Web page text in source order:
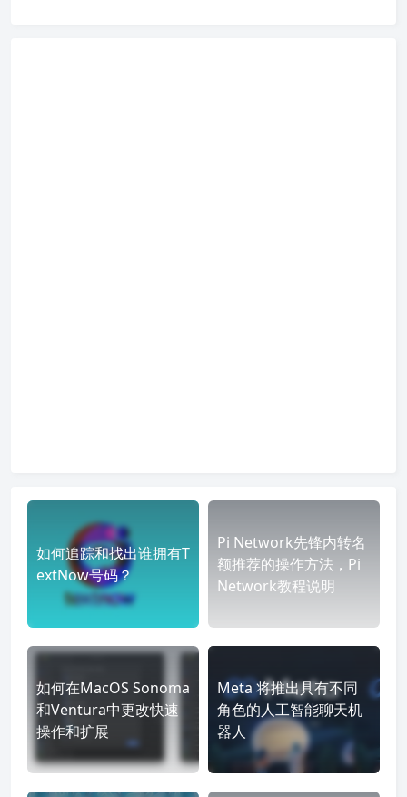
如何追踪和找出谁拥有T
extNow号码？
Pi Network先锋内转名
额推荐的操作方法，Pi
Network教程说明
如何在MacOS Sonoma
和Ventura中更改快速
操作和扩展
Meta 将推出具有不同
角色的人工智能聊天机
器人